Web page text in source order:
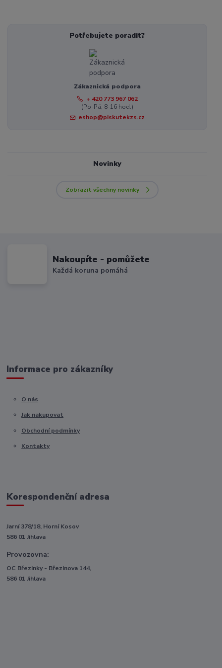
Potřebujete poradit?
Zákaznická podpora
+ 420 773 967 062
(Po-Pá, 8-16 hod.)
eshop@piskutekzs.cz
Novinky
Zobrazit všechny novinky
Nakoupíte - pomůžete
Každá koruna pomáhá
Informace pro zákazníky
O nás
Jak nakupovat
Obchodní podmínky
Kontakty
Korespondenční adresa
Jarní 378/18, Horní Kosov
586 01 Jihlava
Provozovna:
OC Březinky - Březinova 144,
586 01 Jihlava